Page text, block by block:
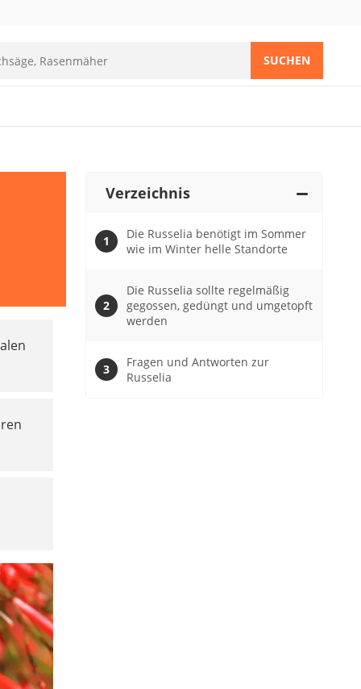
SUCHEN
Verzeichnis
Die Russelia benötigt im Sommer
wie im Winter helle Standorte
Die Russelia sollte regelmäßig
gegossen, gedüngt und umgetopft
werden
Fragen und Antworten zur
Russelia